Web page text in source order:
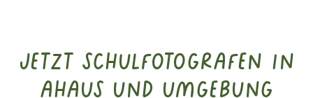
Jetzt Schulfotografen in
Ahaus und Umgebung